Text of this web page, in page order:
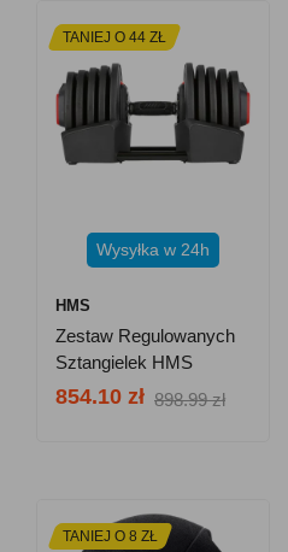
TANIEJ O 44 ZŁ
Wysyłka w 24h
HMS
Zestaw Regulowanych
Sztangielek HMS
SGR40 PRO SET 2,5kg
854.10 zł 898.99 zł
TANIEJ O 8 ZŁ